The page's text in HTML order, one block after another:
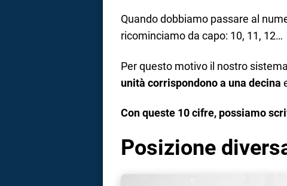
Quando dobbiamo passare al
ricominciamo da capo: 10, 11, 12…
Per questo motivo il nostro
unità corrispondono a una decina
Con queste 10 cifre, possiamo
Posizione